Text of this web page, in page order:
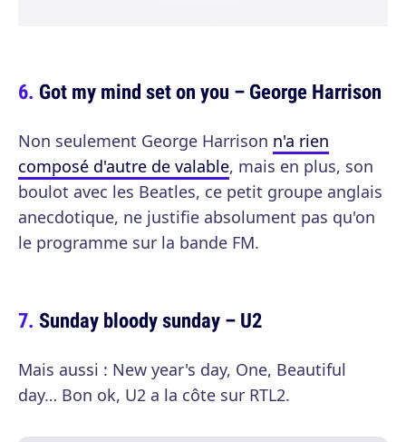
Got my mind set on you – George Harrison
Non seulement George Harrison n'a rien
composé d'autre de valable, mais en plus, son
boulot avec les Beatles, ce petit groupe anglais
anecdotique, ne justifie absolument pas qu'on
le programme sur la bande FM.
Sunday bloody sunday – U2
Mais aussi : New year's day, One, Beautiful
day… Bon ok, U2 a la côte sur RTL2.